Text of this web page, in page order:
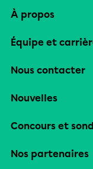
À propos
Équipe et
Nous contacter
Nouvelles
Concours et
Nos partenaires